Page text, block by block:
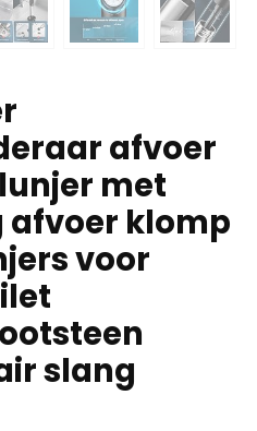
afvoer
met
afvoer klomp
voor
slang